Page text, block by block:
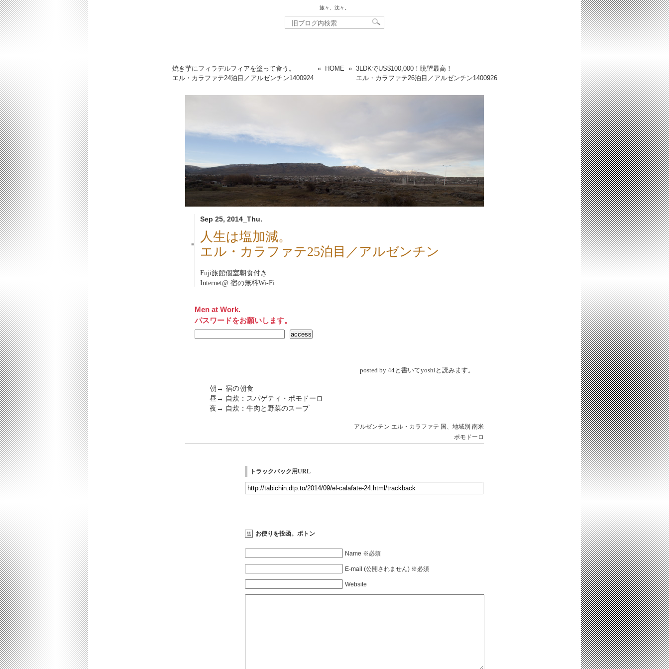
旅々、沈々。
焼き芋にフィラデルフィアを塗って食う。
エル・カラファテ24泊目／アルゼンチン1400924
« HOME » 3LDKでUS$100,000！眺望最高！
エル・カラファテ26泊目／アルゼンチン1400926
Sep 25, 2014_Thu.
■
人生は塩加減。
エル・カラファテ25泊目／アルゼンチン
Fuji旅館個室朝食付き
Internet@ 宿の無料Wi-Fi
Men at Work.
パスワードをお願いします。
posted by 44と書いてyoshiと読みます。
朝→ 宿の朝食
昼→ 自炊：スパゲティ・ポモドーロ
夜→ 自炊：牛肉と野菜のスープ
アルゼンチン エル・カラファテ 国、地域別 南米
ポモドーロ
トラックバック用URL
お便りを投函。ポトン
Name ※必須
E-mail (公開されません) ※必須
Website